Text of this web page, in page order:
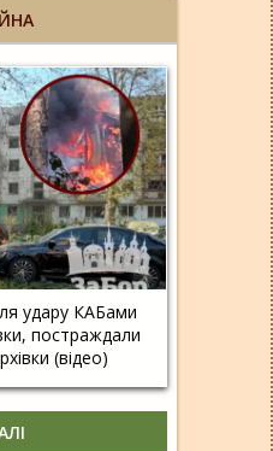
удару КАБами
постраждали
(відео)